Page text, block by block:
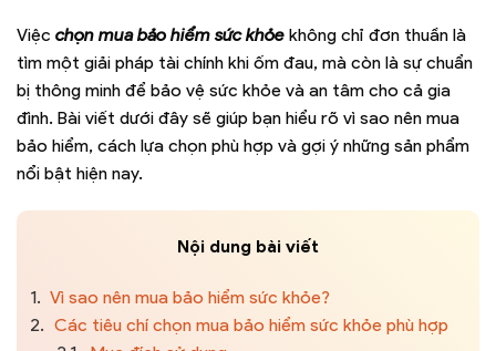
Việc chọn mua bảo hiểm sức khỏe không chỉ đơn thuần là
tìm một giải pháp tài chính khi ốm đau, mà còn là sự chuẩn
bị thông minh để bảo vệ sức khỏe và an tâm cho cả gia
đình. Bài viết dưới đây sẽ giúp bạn hiểu rõ vì sao nên mua
bảo hiểm, cách lựa chọn phù hợp và gợi ý những sản phẩm
nổi bật hiện nay.
Nội dung bài viết
1. Vì sao nên mua bảo hiểm sức khỏe?
2. Các tiêu chí chọn mua bảo hiểm sức khỏe phù hợp